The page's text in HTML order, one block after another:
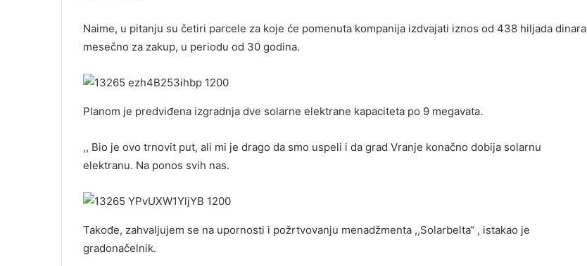
Naime, u pitanju su četiri parcele za koje će pomenuta kompanija izdvajati iznos od 438 hiljada dinara
mesečno za zakup, u periodu od 30 godina.
Planom je predviđena izgradnja dve solarne elektrane kapaciteta po 9 megavata.
,, Bio je ovo trnovit put, ali mi je drago da smo uspeli i da grad Vranje konačno dobija solarnu
elektranu. Na ponos svih nas.
Takođe, zahvaljujem se na upornosti i požrtvovanju menadžmenta ,,Solarbelta“ , istakao je
gradonačelnik.